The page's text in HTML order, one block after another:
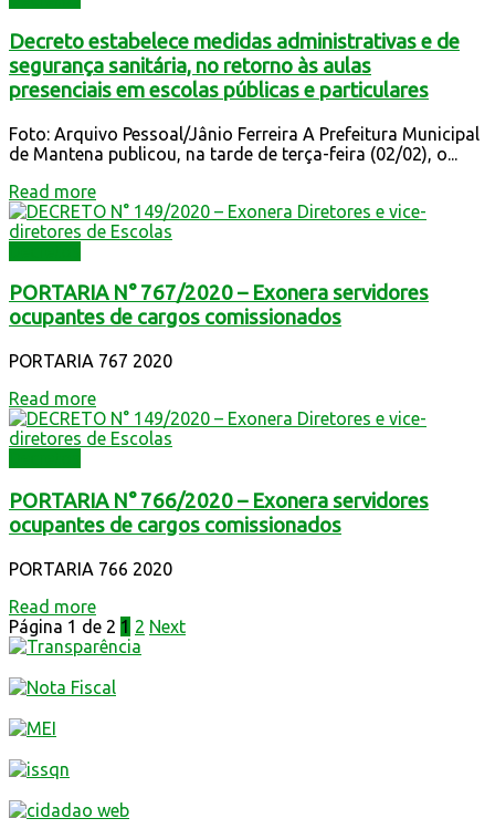
Decreto estabelece medidas administrativas e de
segurança sanitária, no retorno às aulas
presenciais em escolas públicas e particulares
Foto: Arquivo Pessoal/Jânio Ferreira A Prefeitura Municipal
de Mantena publicou, na tarde de terça-feira (02/02), o...
Read more
PORTARIA N° 767/2020 – Exonera servidores
ocupantes de cargos comissionados
PORTARIA 767 2020
Read more
PORTARIA N° 766/2020 – Exonera servidores
ocupantes de cargos comissionados
PORTARIA 766 2020
Read more
Página 1 de 2 1 2 Next